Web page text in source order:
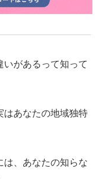
があるって知って
はあなたの地域独特
は、あなたの知らな